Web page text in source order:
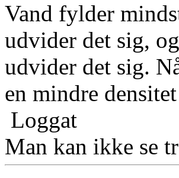
Vand fylder
udvider det sig,
udvider det sig.
en mindre
Loggat
Man kan ikke se